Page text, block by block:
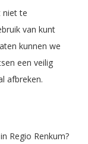
niet te
van kunt
kunnen we
een veilig
afbreken.
Regio Renkum?